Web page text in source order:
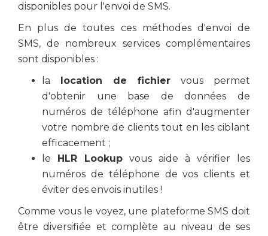
disponibles pour l'envoi de SMS.
En plus de toutes ces méthodes d'envoi de
SMS, de nombreux services complémentaires
sont disponibles :
la location de fichier vous permet
d'obtenir une base de données de
numéros de téléphone afin d'augmenter
votre nombre de clients tout en les ciblant
efficacement ;
le HLR Lookup vous aide à vérifier les
numéros de téléphone de vos clients et
éviter des envois inutiles !
Comme vous le voyez, une plateforme SMS doit
être diversifiée et complète au niveau de ses